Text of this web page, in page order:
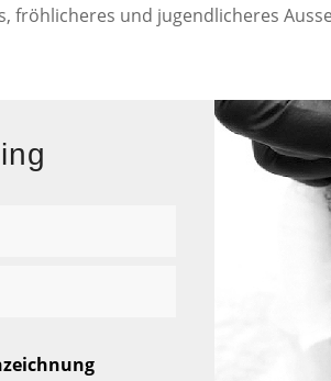
fröhlicheres und jugendlicheres